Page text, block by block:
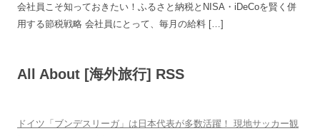
会社員こそ知っておきたい！ふるさと納税とNISA・iDeCoを賢く併
用する節税戦略 会社員にとって、毎月の給料 […]
All About [海外旅行] RSS
ドイツ「ブンデスリーガ」は日本代表が多数活躍！ 現地サッカー観